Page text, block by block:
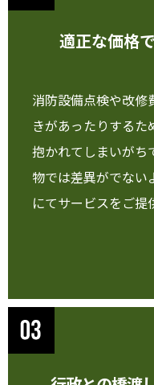
適正な価格
消防設備点検や改修
きがあったりするた
抱かれてしまいが
物では差異がでない
にてサービスをご提